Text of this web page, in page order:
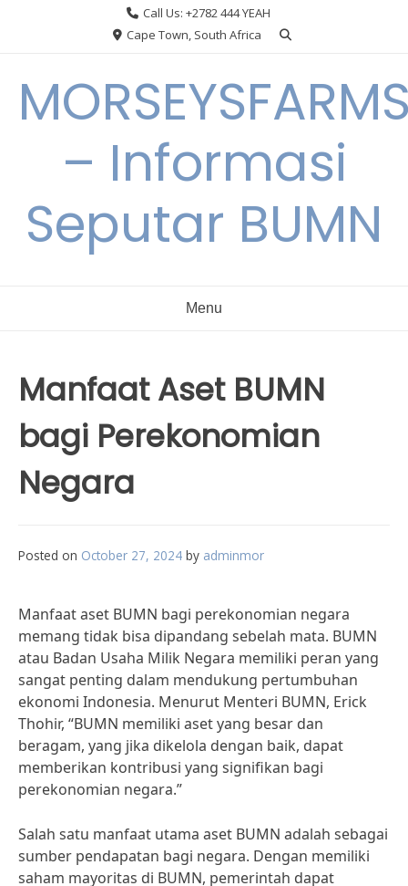
Call Us: +2782 444 YEAH
Cape Town, South Africa
– Informasi
Seputar BUMN
Menu
Manfaat Aset BUMN
bagi Perekonomian
Negara
Posted on October 27, 2024 by adminmor
Manfaat aset BUMN bagi perekonomian negara
memang tidak bisa dipandang sebelah mata. BUMN
atau Badan Usaha Milik Negara memiliki peran yang
sangat penting dalam mendukung pertumbuhan
ekonomi Indonesia. Menurut Menteri BUMN, Erick
Thohir, “BUMN memiliki aset yang besar dan
beragam, yang jika dikelola dengan baik, dapat
memberikan kontribusi yang signifikan bagi
perekonomian negara.”
Salah satu manfaat utama aset BUMN adalah sebagai
sumber pendapatan bagi negara. Dengan memiliki
saham mayoritas di BUMN, pemerintah dapat